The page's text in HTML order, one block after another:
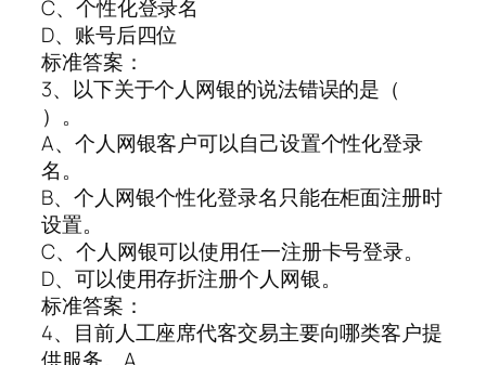
C、个性化登录名
D、账号后四位
标准答案：
3、以下关于个人网银的说法错误的是（
）。
A、个人网银客户可以自己设置个性化登录
名。
B、个人网银个性化登录名只能在柜面注册时
设置。
C、个人网银可以使用任一注册卡号登录。
D、可以使用存折注册个人网银。
标准答案：
4、目前人工座席代客交易主要向哪类客户提